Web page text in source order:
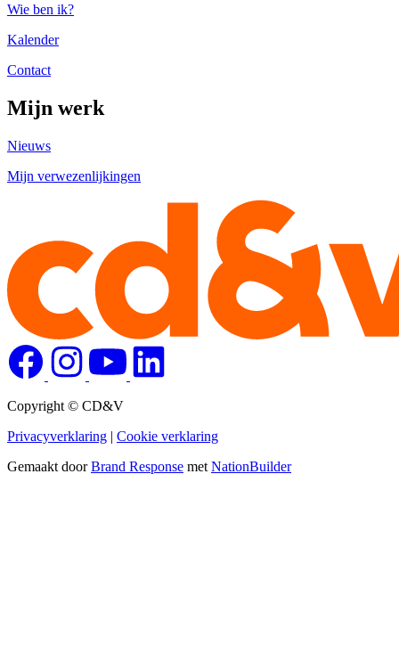
Wie ben ik?
Kalender
Contact
Mijn werk
Nieuws
Mijn verwezenlijkingen
Copyright © CD&V
Privacyverklaring | Cookie verklaring
Gemaakt doorBrand Response met NationBuilder